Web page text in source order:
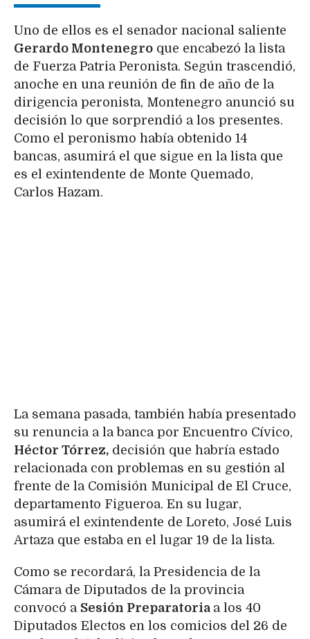
Uno de ellos es el senador nacional saliente
Gerardo Montenegro que encabezó la lista
de Fuerza Patria Peronista. Según trascendió,
anoche en una reunión de fin de año de la
dirigencia peronista, Montenegro anunció su
decisión lo que sorprendió a los presentes.
Como el peronismo había obtenido 14
bancas, asumirá el que sigue en la lista que
es el exintendente de Monte Quemado,
Carlos Hazam.
La semana pasada, también había presentado
su renuncia a la banca por Encuentro Cívico,
Héctor Tórrez, decisión que habría estado
relacionada con problemas en su gestión al
frente de la Comisión Municipal de El Cruce,
departamento Figueroa. En su lugar,
asumirá el exintendente de Loreto, José Luis
Artaza que estaba en el lugar 19 de la lista.
Como se recordará, la Presidencia de la
Cámara de Diputados de la provincia
convocó a Sesión Preparatoria a los 40
Diputados Electos en los comicios del 26 de